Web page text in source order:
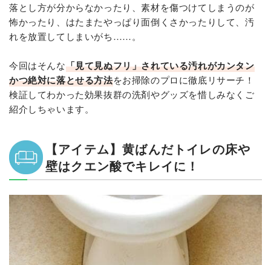
落とし方が分からなかったり、素材を傷つけてしまうのが
怖かったり、はたまたやっぱり面倒くさかったりして、汚
れを放置してしまいがち……。
今回はそんな「見て見ぬフリ」されている汚れがカンタン
かつ絶対に落とせる方法をお掃除のプロに徹底リサーチ！
検証してわかった効果抜群の洗剤やグッズを惜しみなくご
紹介しちゃいます。
【アイテム】黄ばんだトイレの床や
壁はクエン酸でキレイに！